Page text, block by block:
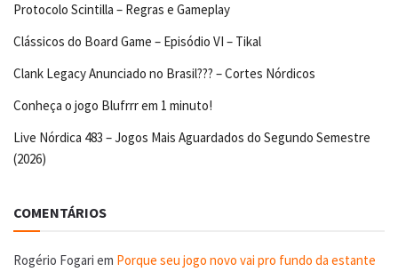
Protocolo Scintilla – Regras e Gameplay
Clássicos do Board Game – Episódio VI – Tikal
Clank Legacy Anunciado no Brasil??? – Cortes Nórdicos
Conheça o jogo Blufrrr em 1 minuto!
Live Nórdica 483 – Jogos Mais Aguardados do Segundo Semestre
(2026)
COMENTÁRIOS
Rogério Fogari em Porque seu jogo novo vai pro fundo da estante